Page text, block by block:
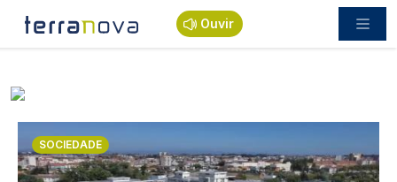
Passar para o conteúdo principal
Ouvir
Imagem
SOCIEDADE